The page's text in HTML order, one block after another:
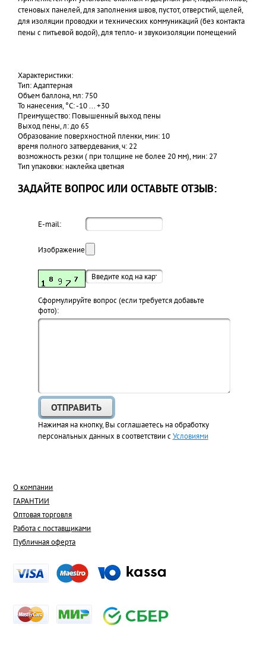
стеновых панелей, для заполнения швов, пустот, отверстий, щелей,
для изоляции проводки и технических коммуникаций (без контакта
пены с питьевой водой), для тепло- и звукоизоляции помещений
Характеристики:
Тип: Адаптерная
Объем баллона, мл: 750
To нанесения, °C: -10 ... +30
Преимущество: Повышенный выход пены
Выход пены, л: до 65
Образование поверхностной пленки, мин: 10
время полного затвердевания, ч: 22
возможность резки ( при толщине не более 20 мм), мин: 27
Тип упаковки: наклейка цветная
ЗАДАЙТЕ ВОПРОС ИЛИ ОСТАВЬТЕ ОТЗЫВ:
E-mail:
Изображение:
Cформулируйте вопрос (если требуется добавьте
фото):
Нажимая на кнопку, Вы соглашаетесь на обработку
персональных данных в соответствии сУсловиями
О компании
ГАРАНТИИ
Оптовая торговля
Работа с поставщиками
Публичная оферта